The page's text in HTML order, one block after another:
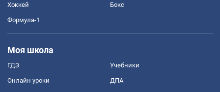
Хоккей Бокс
Формула-1
Моя школа
ГДЗ Учебники
Онлайн уроки ДПА